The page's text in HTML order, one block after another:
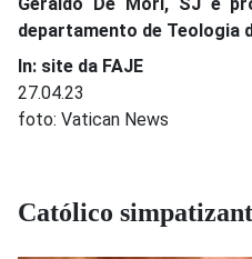
departamento de Teologia
In: site da FAJE
27.04.23
foto: Vatican News
Católico